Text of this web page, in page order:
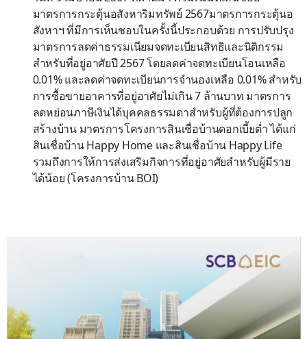
มาตรการกระตุ้นอสังหาริมทรัพย์ 2567มาตรการกระตุ้นอ
สังหาฯ ที่มีการเห็นชอบในครั้งนี้ประกอบด้วย การปรับปรุง
มาตรการลดค่าธรรมเนียมจดทะเบียนสิทธิและนิติกรรม
สำหรับที่อยู่อาศัยปี 2567 โดยลดค่าจดทะเบียนโอนเหลือ
0.01% และลดค่าจดทะเบียนการจำนองเหลือ 0.01% สำหรับ
การซื้อขายอาคารที่อยู่อาศัยไม่เกิน 7 ล้านบาท มาตรการ
ลดหย่อนภาษีเงินได้บุคคลธรรมดาสำหรับผู้ที่ต้องการปลูก
สร้างบ้าน มาตรการโครงการสินเชื่อบ้านดอกเบี้ยต่ำ ได้แก่
สินเชื่อบ้าน Happy Home และสินเชื่อบ้าน Happy Life
รวมถึงการให้การส่งเสริมกิจการที่อยู่อาศัยสำหรับผู้มีราย
ได้น้อย (โครงการบ้าน BOI)